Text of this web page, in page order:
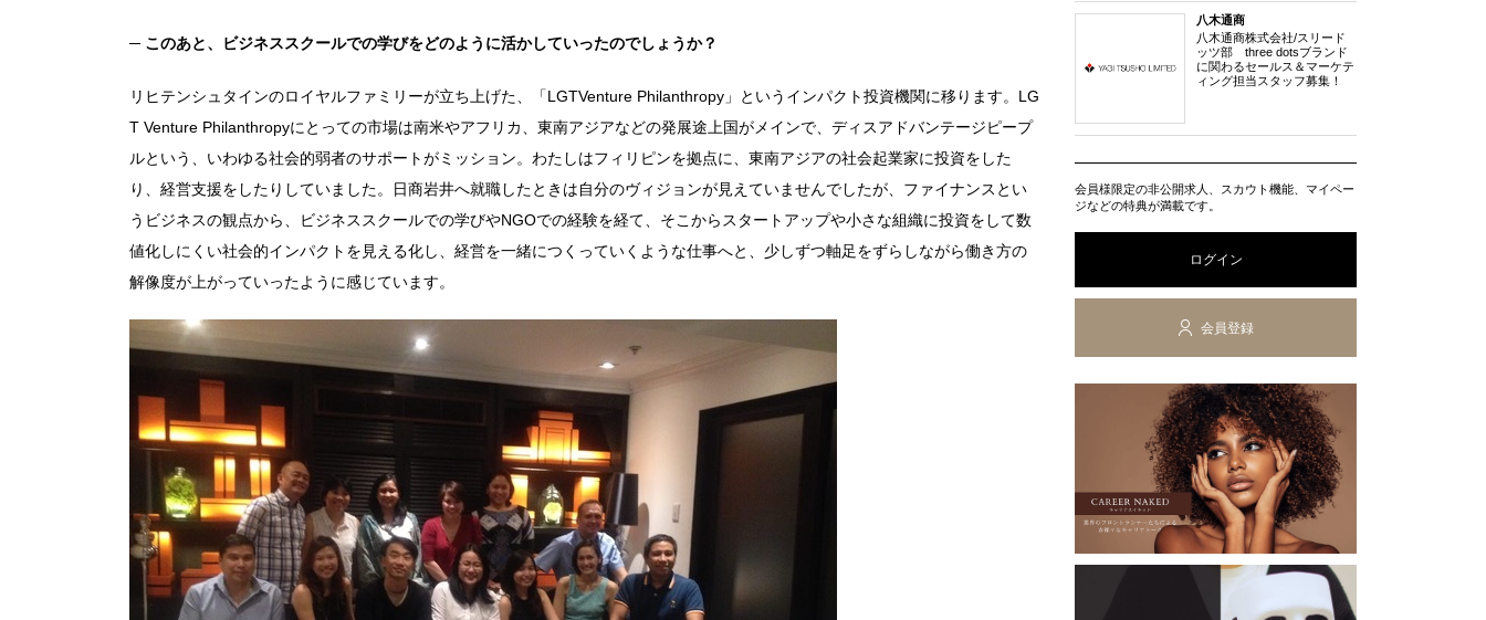
─ このあと、ビジネススクールでの学びをどのように活かしていったのでしょうか？
リヒテンシュタインのロイヤルファミリーが立ち上げた、「LGTVenture Philanthropy」というインパクト投資機関に移ります。LG
T Venture Philanthropyにとっての市場は南米やアフリカ、東南アジアなどの発展途上国がメインで、ディスアドバンテージピープ
ルという、いわゆる社会的弱者のサポートがミッション。わたしはフィリピンを拠点に、東南アジアの社会起業家に投資をした
り、経営支援をしたりしていました。日商岩井へ就職したときは自分のヴィジョンが見えていませんでしたが、ファイナンスとい
うビジネスの観点から、ビジネススクールでの学びやNGOでの経験を経て、そこからスタートアップや小さな組織に投資をして数
値化しにくい社会的インパクトを見える化し、経営を一緒につくっていくような仕事へと、少しずつ軸足をずらしながら働き方の
解像度が上がっていったように感じています。
八木通商
八木通商株式会社/スリード
ッツ部 three dotsブランド
に関わるセールス＆マーケテ
ィング担当スタッフ募集！
会員様限定の非公開求人、スカウト機能、マイペー
ジなどの特典が満載です。
ログイン
会員登録